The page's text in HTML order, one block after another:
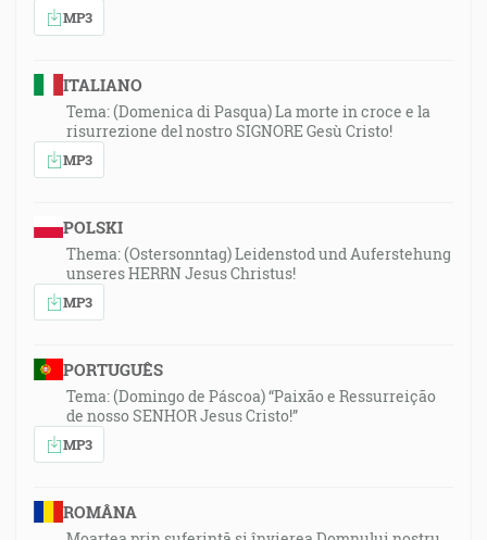
MP3
ITALIANO
Tema: (Domenica di Pasqua) La morte in croce e la
risurrezione del nostro SIGNORE Gesù Cristo!
MP3
POLSKI
Thema: (Ostersonntag) Leidenstod und Auferstehung
unseres HERRN Jesus Christus!
MP3
PORTUGUÊS
Tema: (Domingo de Páscoa) “Paixão e Ressurreição
de nosso SENHOR Jesus Cristo!”
MP3
ROMÂNA